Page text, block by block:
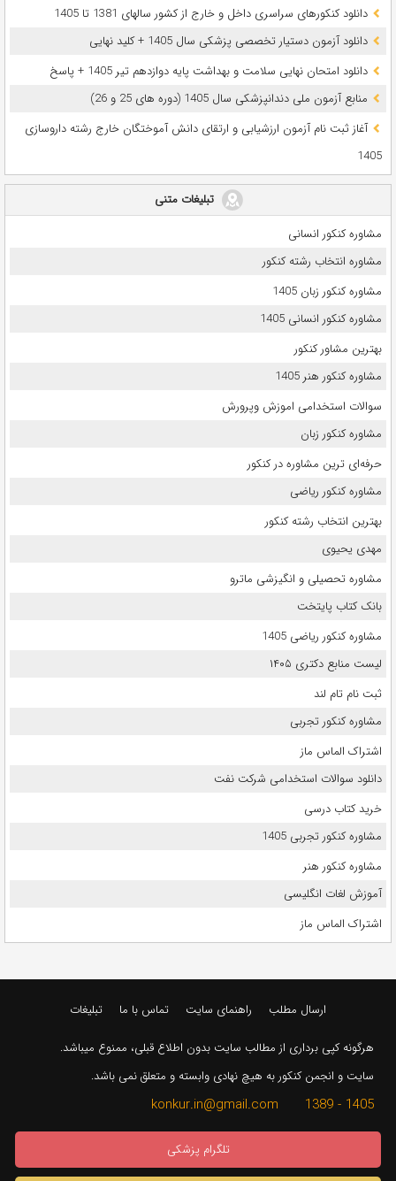
دانلود کنکورهای سراسری داخل و خارج از کشور سالهای 1381 تا 1405
دانلود آزمون دستیار تخصصی پزشکی سال 1405 + کلید نهایی
دانلود امتحان نهایی سلامت و بهداشت پایه دوازدهم تیر 1405 + پاسخ
ﻣﻨﺎﺑﻊ آزﻣﻮن ﻣﻠﯽ دندانپزشکی سال 1405 (دوره های 25 و 26)
آغاز ثبت نام آزمون‌ ارزشیابی و ارتقای دانش آموختگان خارج رشته داروسازی
1405
تبلیغات متنی
مشاوره کنکور انسانی
مشاوره انتخاب رشته کنکور
مشاوره کنکور زبان 1405
مشاوره کنکور انسانی 1405
بهترین مشاور کنکور
مشاوره کنکور هنر 1405
سوالات استخدامی اموزش وپرورش
مشاوره کنکور زبان
حرفه‌ای ترین مشاوره در کنکور
مشاوره کنکور ریاضی
بهترین انتخاب رشته کنکور
مهدی یحیوی
مشاوره تحصیلی و انگیزشی ماترو
بانک کتاب پایتخت
مشاوره کنکور ریاضی 1405
لیست منابع دکتری ۱۴۰۵
ثبت نام تام لند
مشاوره کنکور تجربی
اشتراک الماس ماز
دانلود سوالات استخدامی شرکت نفت
خرید کتاب درسی
مشاوره کنکور تجربی 1405
مشاوره کنکور هنر
آموزش لغات انگلیسی
اشتراک الماس ماز
ارسال مطلب راهنمای سایت تماس با ما تبلیغات
هرگونه کپی برداری از مطالب سایت بدون اطلاع قبلی، ممنوع میباشد.
سایت و انجمن کنکور به هیچ نهادی وابسته و متعلق نمی باشد.
1405 - 1389 konkur.in@gmail.com
تلگرام پزشکی